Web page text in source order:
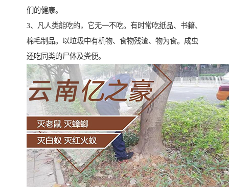
们的健康。
3、凡人类能吃的，它无一不吃。有时常吃纸品、书籍、
棉毛制品。以垃圾中有机物、食物残渣、物为食。成虫
还吃同类的尸体及粪便。